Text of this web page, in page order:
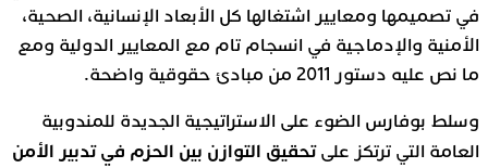
في تصميمها ومعايير اشتغالها كل الأبعاد الإنسانية، الصحية،
الأمنية والإدماجية في انسجام تام مع المعايير الدولية ومع
ما نص عليه دستور 2011 من مبادئ حقوقية واضحة.
وسلط بوفارس الضوء على الاستراتيجية الجديدة للمندوبية
العامة التي ترتكز علىتحقيق التوازن بين الحزم في تدبير الأمن